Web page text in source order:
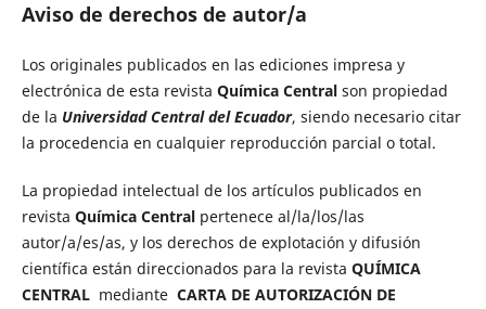
Aviso de derechos de autor/a
Los originales publicados en las ediciones impresa y
electrónica de esta revista Química Centralson propiedad
de la Universidad Central del Ecuador, siendo necesario citar
la procedencia en cualquier reproducción parcial o total.
La propiedad intelectual de los artículos publicados en
revista Química Central pertenece al/la/los/las
autor/a/es/as, y los derechos de explotación y difusión
científica están direccionados para la revista QUÍMICA
CENTRAL mediante CARTA DE AUTORIZACIÓN DE